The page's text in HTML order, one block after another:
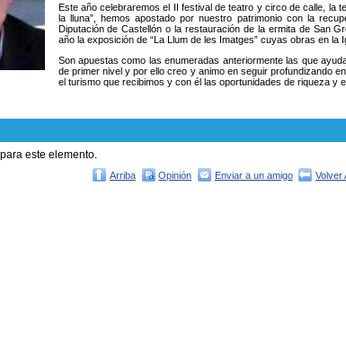
Este año celebraremos el II festival de teatro y circo de calle, la
la lluna”, hemos apostado por nuestro patrimonio con la
Diputación de Castellón o la restauración de la ermita de San
año la exposición de “La Llum de les Imatges” cuyas obras en la
Son apuestas como las enumeradas anteriormente las que
de primer nivel y por ello creo y animo en seguir profundizando
el turismo que recibimos y con él las oportunidades de riqueza y
este elemento.
Arriba Opinión Enviar a un amigo Volver